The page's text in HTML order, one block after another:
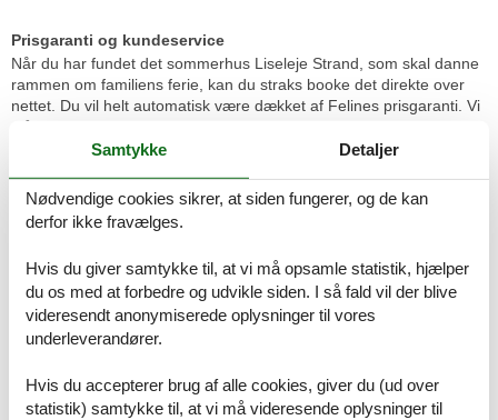
Prisgaranti og kundeservice
Når du har fundet det sommerhus Liseleje Strand, som skal danne
rammen om familiens ferie, kan du straks booke det direkte over
nettet. Du vil helt automatisk være dækket af Felines prisgaranti. Vi
står inde for at der ikke er ét eneste af de andre
udlejningsbureauer, som udlejer dit foretrukne sommerhus Liseleje
Hvis der en sjælden gang sker en smutter i vores overvågning af
konkurrenternes pris, refunderer vi dig hele differencen i prisen.
Hvis du har spørgsmål eller særlige ønsker i forbindelse med din
søgning efter et sommerhus Liseleje Strand, er du meget
velkommen til at kontakte os. Send en mail til info@feline.dk eller
ring på 8724 2251.
Kundevurderinger af Feline Holidays
Samtykke Detaljer
Nødvendige cookies sikrer, at siden fungerer, og de kan
derfor ikke fravælges.
Hvis du giver samtykke til, at vi må opsamle statistik, hjælper
du os med at forbedre og udvikle siden. I så fald vil der blive
videresendt anonymiserede oplysninger til vores
underleverandører.
Hvis du accepterer brug af alle cookies, giver du (ud over
statistik) samtykke til, at vi må videresende oplysninger til